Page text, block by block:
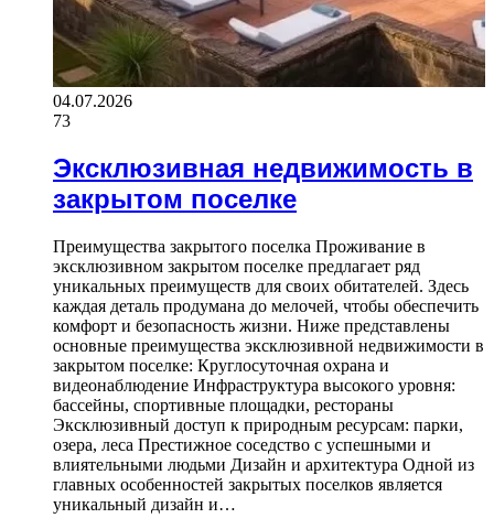
04.07.2026
73
Эксклюзивная недвижимость в
закрытом поселке
Преимущества закрытого поселка Проживание в
эксклюзивном закрытом поселке предлагает ряд
уникальных преимуществ для своих обитателей. Здесь
каждая деталь продумана до мелочей, чтобы обеспечить
комфорт и безопасность жизни. Ниже представлены
основные преимущества эксклюзивной недвижимости в
закрытом поселке: Круглосуточная охрана и
видеонаблюдение Инфраструктура высокого уровня:
бассейны, спортивные площадки, рестораны
Эксклюзивный доступ к природным ресурсам: парки,
озера, леса Престижное соседство с успешными и
влиятельными людьми Дизайн и архитектура Одной из
главных особенностей закрытых поселков является
уникальный дизайн и…